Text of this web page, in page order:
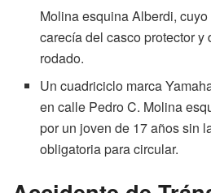
Molina esquina Alberdi,
carecía del casco protector
rodado.
Un cuadriciclo marca
en calle Pedro C. Molina
por un joven de 17 años sin
obligatoria para circular.